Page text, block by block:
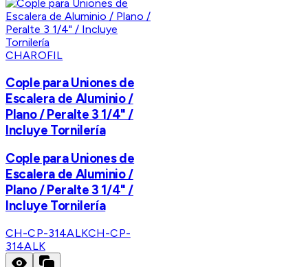
CHAROFIL
Cople para Uniones de
Escalera de Aluminio /
Plano / Peralte 3 1/4" /
Incluye Tornilería
Cople para Uniones de
Escalera de Aluminio /
Plano / Peralte 3 1/4" /
Incluye Tornilería
CH-CP-314ALKCH-CP-
314ALK